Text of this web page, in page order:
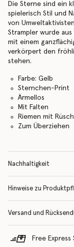
Die Sterne sind ein
spielerisch Stil und
von
Strampler wurde
mit einem
verkörpert den
stehen.
Farbe: Gelb
Sternchen-Print
Ärmellos
Mit Falten
Riemen mit
Zum Überziehen
Nachhaltigkeit
Hinweise zu
Versand und
Free